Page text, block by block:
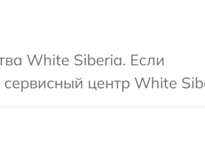
White Siberia. Если
центр White